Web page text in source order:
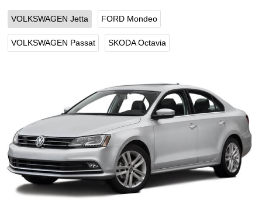
VOLKSWAGEN Jetta FORD Mondeo
VOLKSWAGEN Passat SKODA Octavia